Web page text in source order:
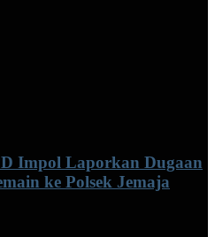
Impol Laporkan Dugaan
ke Polsek Jemaja